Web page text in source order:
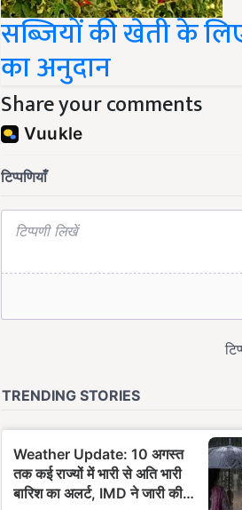
सब्जियों की खेती के
का अनुदान
Share your comments